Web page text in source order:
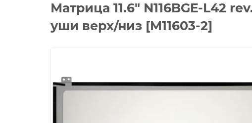
Матрица 11.6" N116BGE-L42
уши верх/низ [M11603-2]